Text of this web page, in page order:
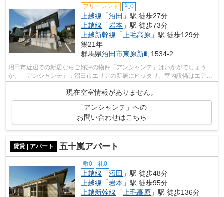
フリーレント 礼0
上越線 「沼田 」駅 徒歩27分
上越線 「岩本 」駅 徒歩73分
上越新幹線 「 上毛高原 」駅 徒歩129分
築21年
群馬県沼田市東原新町1534-2
沼田市近辺での新居ならご好評の物件「アンシャンテ」はいかがでしょう
か。「アンシャンテ」：沼田市エリアの新居にピッタリ。室内設備はエアコ
現在空室情報がありません。
「アンシャンテ」への
お問い合わせはこちら
賃貸 | アパート 五十嵐アパート
敷0 礼0
上越線 「沼田 」駅 徒歩48分
上越線 「岩本 」駅 徒歩95分
上越新幹線 「 上毛高原 」駅 徒歩136分